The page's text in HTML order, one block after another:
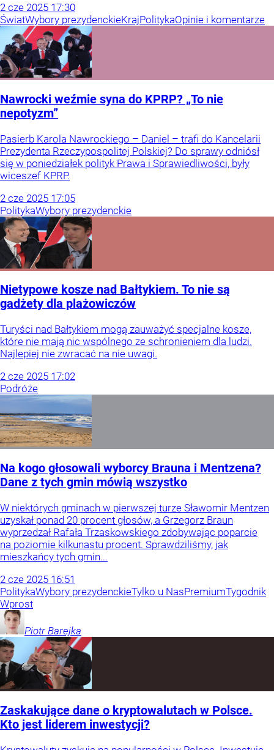
2 cze 2025 17:30
ŚwiatWybory prezydenckieKrajPolitykaOpinie i komentarze
Nawrocki weźmie syna do KPRP? „To nie
nepotyzm”
Pasierb Karola Nawrockiego – Daniel – trafi do Kancelarii
Prezydenta Rzeczypospolitej Polskiej? Do sprawy odniósł
się w poniedziałek polityk Prawa i Sprawiedliwości, były
wiceszef KPRP.
2 cze 2025 17:05
PolitykaWybory prezydenckie
Nietypowe kosze nad Bałtykiem. To nie są
gadżety dla plażowiczów
Turyści nad Bałtykiem mogą zauważyć specjalne kosze,
które nie mają nic wspólnego ze schronieniem dla ludzi.
Najlepiej nie zwracać na nie uwagi.
2 cze 2025 17:02
Podróże
Na kogo głosowali wyborcy Brauna i Mentzena?
Dane z tych gmin mówią wszystko
W niektórych gminach w pierwszej turze Sławomir Mentzen
uzyskał ponad 20 procent głosów, a Grzegorz Braun
wyprzedzał Rafała Trzaskowskiego zdobywając poparcie
na poziomie kilkunastu procent. Sprawdziliśmy, jak
mieszkańcy tych gmin...
2 cze 2025 16:51
PolitykaWybory prezydenckieTylko u NasPremiumTygodnik
Wprost
Piotr Barejka
Zaskakujące dane o kryptowalutach w Polsce.
Kto jest liderem inwestycji?